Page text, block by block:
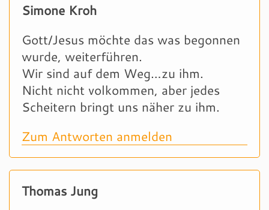
Simone Kroh
Gott/Jesus möchte das was begonnen
wurde, weiterführen.
Wir sind auf dem Weg…zu ihm.
Nicht nicht volkommen, aber jedes
Scheitern bringt uns näher zu ihm.
Zum Antworten anmelden
Thomas Jung